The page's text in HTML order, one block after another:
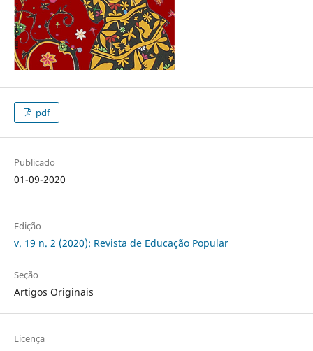
pdf
Publicado
01-09-2020
Edição
v. 19 n. 2 (2020): Revista de Educação Popular
Seção
Artigos Originais
Licença